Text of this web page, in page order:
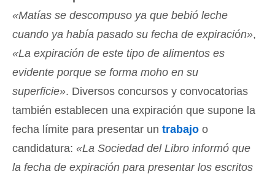
«Matías se descompuso ya que bebió leche
cuando ya había pasado su fecha de expiración»,
«La expiración de este tipo de alimentos es
evidente porque se forma moho en su
superficie». Diversos concursos y convocatorias
también establecen una expiración que supone la
fecha límite para presentar un trabajo o
candidatura: «La Sociedad del Libro informó que
la fecha de expiración para presentar los escritos